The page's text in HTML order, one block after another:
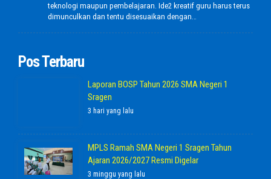
teknologi maupun pembelajaran. Ide2 kreatif guru harus terus
dimunculkan dan tentu disesuaikan dengan…
Pos Terbaru
Laporan BOSP Tahun 2026 SMA Negeri 1
Sragen
3 hari yang lalu
MPLS Ramah SMA Negeri 1 Sragen Tahun
Ajaran 2026/2027 Resmi Digelar
3 minggu yang lalu